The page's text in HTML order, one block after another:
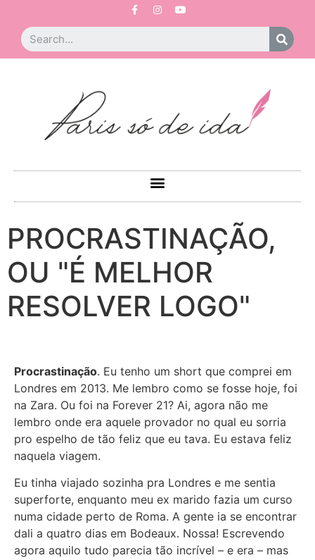
PROCRASTINAÇÃO,
OU "É MELHOR
RESOLVER LOGO"
Procrastinação. Eu tenho um short que comprei em
Londres em 2013. Me lembro como se fosse hoje, foi
na Zara. Ou foi na Forever 21? Ai, agora não me
lembro onde era aquele provador no qual eu sorria
pro espelho de tão feliz que eu tava. Eu estava feliz
naquela viagem.
Eu tinha viajado sozinha pra Londres e me sentia
superforte, enquanto meu ex marido fazia um curso
numa cidade perto de Roma. A gente ia se encontrar
dali a quatro dias em Bodeaux. Nossa! Escrevendo
agora aquilo tudo parecia tão incrível – e era – mas